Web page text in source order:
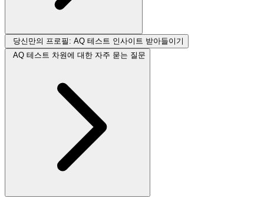
당신만의 프로필: AQ 테스트 인사이트 받아들이기
AQ 테스트 차원에 대한 자주 묻는 질문